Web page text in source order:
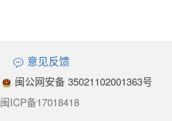
意见反馈
闽公网安备 35021102001363号
闽ICP备17018418